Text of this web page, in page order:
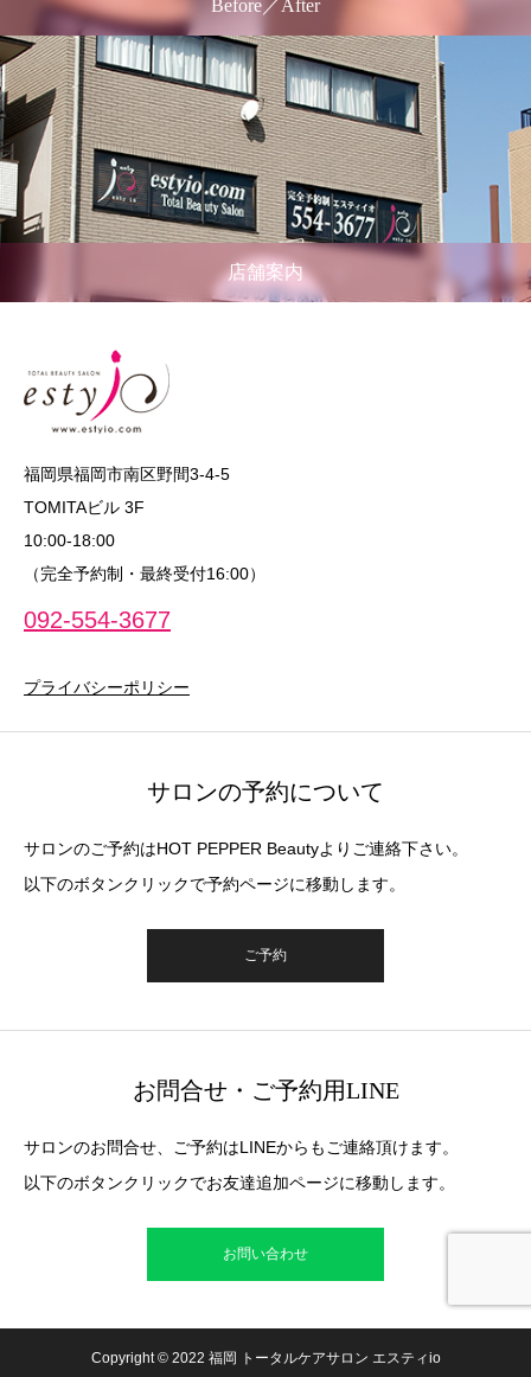
Before／After
店舗案内
福岡県福岡市南区野間3-4-5
TOMITAビル 3F
10:00‐18:00
（完全予約制・最終受付16:00）
092-554-3677
プライバシーポリシー
サロンの予約について
サロンのご予約はHOT PEPPER Beautyよりご連絡下さい。
以下のボタンクリックで予約ページに移動します。
ご予約
お問合せ・ご予約用LINE
サロンのお問合せ、ご予約はLINEからもご連絡頂けます。
以下のボタンクリックでお友達追加ページに移動します。
お問い合わせ
Copyright © 2022 福岡 トータルケアサロン エスティio